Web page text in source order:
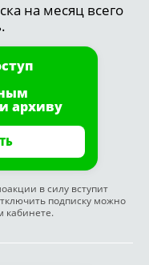
на месяц всего
архиву
в силу вступит
подписку можно
кабинете.